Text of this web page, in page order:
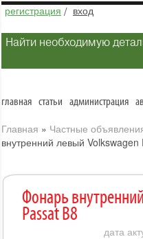
регистрация / вход
Найти необходимую
главная статьи администрация
Главная » Частные
внутренний левый Volkswagen
Фонарь
Passat B8
дата